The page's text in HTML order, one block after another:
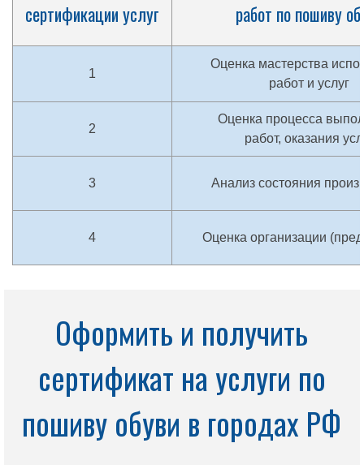
сертификации услуг
работ по пошиву
1
Оценка мастерства
работ и услуг
2
Оценка процесса
работ, оказания
3 Анализ состояния
4 Оценка организации
Оформить и получить
сертификат на услуги по
пошиву обуви в городах РФ